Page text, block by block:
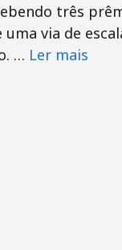
três
via de
… Ler mais